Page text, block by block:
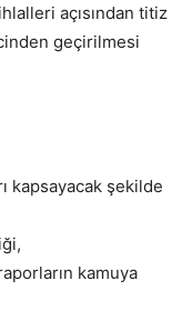
açısından titiz
geçirilmesi
kapsayacak şekilde
kamuya